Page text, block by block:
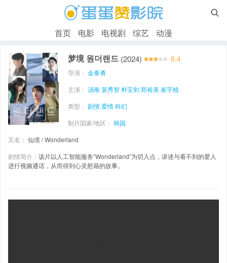

首页 电影 电视剧 综艺 动漫
梦境 원더랜드 (2024) 6.4
导演： 金泰勇
主演： 汤唯 裴秀智朴宝剑郑裕美崔宇植
类型： 剧情爱情科幻
制片国家/地区： 韩国
又名： 仙境 / Wonderland
剧情简介： 该片以人工智能服务“Wonderland”为切入点，讲述与看不到的爱人
进行视频通话，从而得到心灵慰藉的故事。